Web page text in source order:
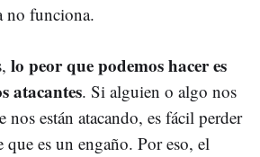
no funciona.
lo peor que podemos hacer es
atacantes. Si alguien o algo nos
nos están atacando, es fácil perder
que es un engaño. Por eso, el